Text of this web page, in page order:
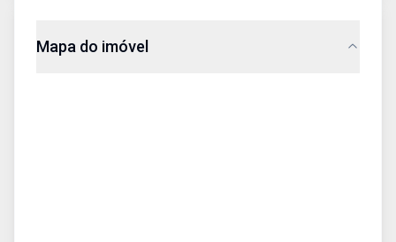
Mapa do imóvel